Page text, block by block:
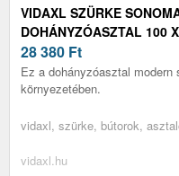
VIDAXL SZÜRKE
DOHÁNYZÓASZTAL 100
28 380 Ft
Ez a dohányzóasztal
környezetében.
vidaxl, szürke, bútorok,
vidaxl.hu